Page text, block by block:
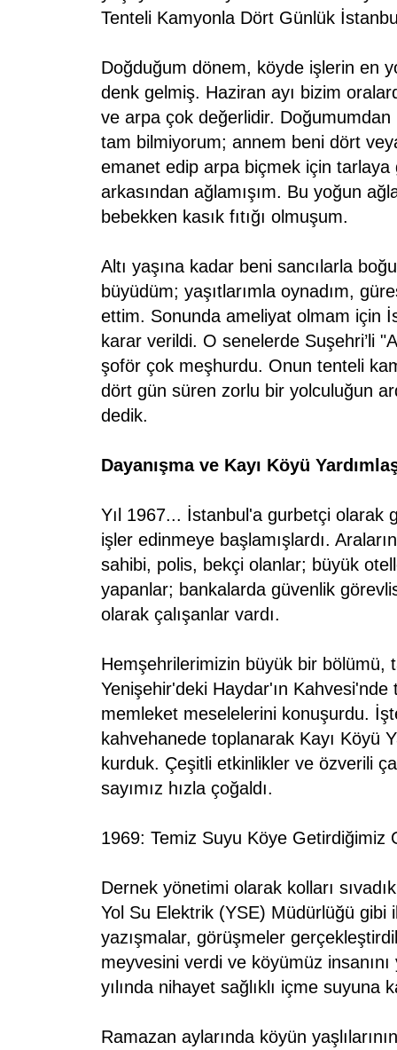
Tenteli Kamyonla Dört Günlük
Doğduğum dönem, köyde işlerin en
denk gelmiş. Haziran ayı bizim
ve arpa çok değerlidir.
tam bilmiyorum; annem beni dört
emanet edip arpa biçmek için
arkasından ağlamışım. Bu yoğun
bebekken kasık fıtığı olmuşum.
Altı yaşına kadar beni sancılarla
büyüdüm; yaşıtlarımla oynadım,
ettim. Sonunda ameliyat olmam için
karar verildi. O senelerde Suşehri’li
şoför çok meşhurdu. Onun tenteli
dört gün süren zorlu bir yolculuğun
dedik.
Dayanışma ve Kayı Köyü
Yıl 1967... İstanbul'a gurbetçi olarak
işler edinmeye başlamışlardı.
sahibi, polis, bekçi olanlar; büyük
yapanlar; bankalarda güvenlik
olarak çalışanlar vardı.
Hemşehrilerimizin büyük bir bölümü,
Yenişehir'deki Haydar'ın Kahvesi'nde
memleket meselelerini konuşurdu.
kahvehanede toplanarak Kayı Köyü
kurduk. Çeşitli etkinlikler ve özverili
sayımız hızla çoğaldı.
1969: Temiz Suyu Köye Getirdiğimiz
Dernek yönetimi olarak kolları
Yol Su Elektrik (YSE) Müdürlüğü gibi
yazışmalar, görüşmeler
meyvesini verdi ve köyümüz
yılında nihayet sağlıklı içme suyuna
Ramazan aylarında köyün